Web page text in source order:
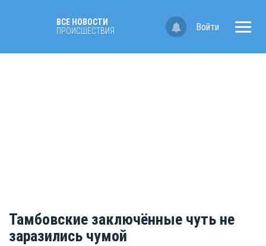
ВСЕ НОВОСТИ
ПРОИСШЕСТВИЯ
Войти
Тамбовские заключённые чуть не
заразились чумой